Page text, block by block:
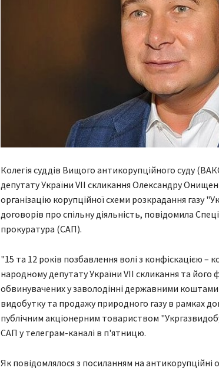
Колегія суддів Вищого антикорупційного суду
депутату України VII скликання Олександру
організацію корупційної схеми розкрадання газу
договорів про спільну діяльність, повідомила
прокуратура (САП).
"15 та 12 років позбавлення волі з конфіскацією –
народному депутату України VII скликання та його
обвинувачених у заволодінні державними коштами
видобутку та продажу природного газу в рамках
публічним акціонерним товариством
САП у телеграм-каналі в п'ятницю.
Як повідомлялося з посиланням на